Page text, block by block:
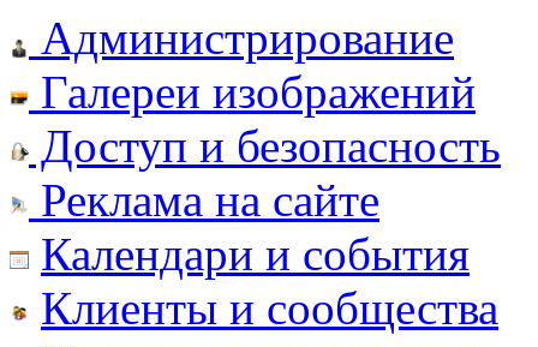
Администрирование
Галереи изображений
Доступ и безопасность
Реклама на сайте
Календари и события
Клиенты и сообщества